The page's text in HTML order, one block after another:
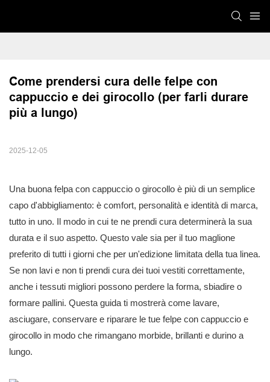
Come prendersi cura delle felpe con
cappuccio e dei girocollo (per farli durare
più a lungo)
2025-12-05
Una buona felpa con cappuccio o girocollo è più di un semplice
capo d'abbigliamento: è comfort, personalità e identità di marca,
tutto in uno. Il modo in cui te ne prendi cura determinerà la sua
durata e il suo aspetto. Questo vale sia per il tuo maglione
preferito di tutti i giorni che per un'edizione limitata della tua linea.
Se non lavi e non ti prendi cura dei tuoi vestiti correttamente,
anche i tessuti migliori possono perdere la forma, sbiadire o
formare pallini. Questa guida ti mostrerà come lavare,
asciugare, conservare e riparare le tue felpe con cappuccio e
girocollo in modo che rimangano morbide, brillanti e durino a
lungo.